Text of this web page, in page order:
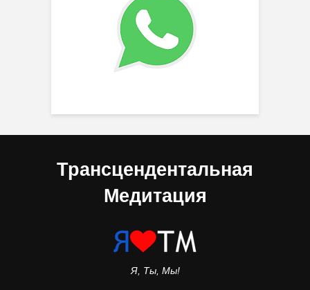
Трансцендентальная
Медитация
Я, Ты, Мы!